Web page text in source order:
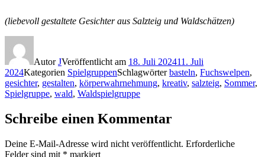
(liebevoll gestaltete Gesichter aus Salzteig und Waldschätzen)
AutorJVeröffentlicht am 18. Juli 202411. Juli
2024Kategorien SpielgruppenSchlagwörterbasteln, Fuchswelpen,
gesichter, gestalten, körperwahrnehmung, kreativ, salzteig, Sommer,
Spielgruppe, wald, Waldspielgruppe
Schreibe einen Kommentar
Deine E-Mail-Adresse wird nicht veröffentlicht. Erforderliche
Felder sind mit * markiert